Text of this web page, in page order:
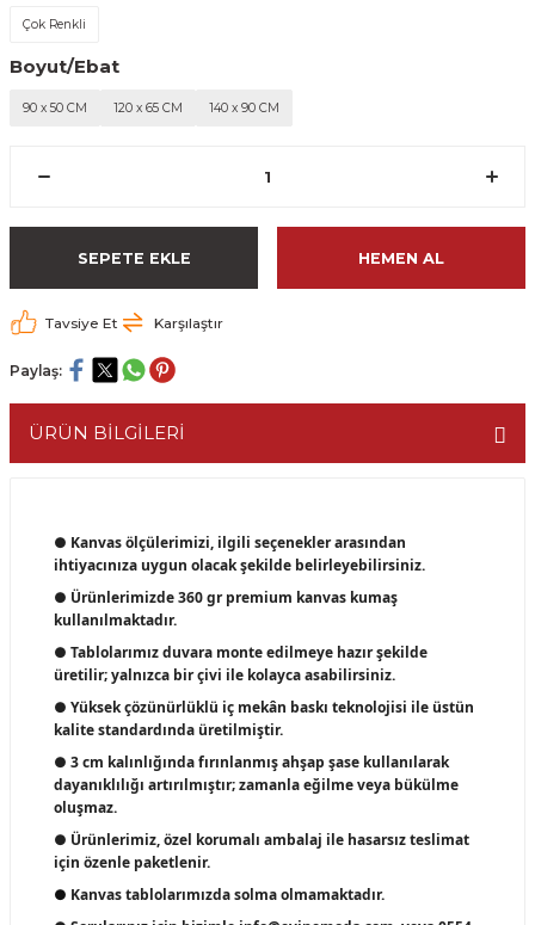
Çok Renkli
Boyut/Ebat
90 x 50 CM 120 x 65 CM 140 x 90 CM
SEPETE EKLE HEMEN AL
Tavsiye Et Karşılaştır
Paylaş:
ÜRÜN BİLGİLERİ
● Kanvas ölçülerimizi, ilgili seçenekler arasından
ihtiyacınıza uygun olacak şekilde belirleyebilirsiniz.
● Ürünlerimizde 360 gr premium kanvas kumaş
kullanılmaktadır.
● Tablolarımız duvara monte edilmeye hazır şekilde
üretilir; yalnızca bir çivi ile kolayca asabilirsiniz.
● Yüksek çözünürlüklü iç mekân baskı teknolojisi ile üstün
kalite standardında üretilmiştir.
● 3 cm kalınlığında fırınlanmış ahşap şase kullanılarak
dayanıklılığı artırılmıştır; zamanla eğilme veya bükülme
oluşmaz.
● Ürünlerimiz, özel korumalı ambalaj ile hasarsız teslimat
için özenle paketlenir.
● Kanvas tablolarımızda solma olmamaktadır.